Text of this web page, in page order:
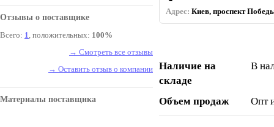
Отзывы о поставщике
Всего: 1, положительных: 100%
→ Смотреть все отзывы
→ Оставить отзыв о компании
Материалы поставщика
Адрес: Киев, проспект
Наличие на
складе
В
Объем продаж Опт